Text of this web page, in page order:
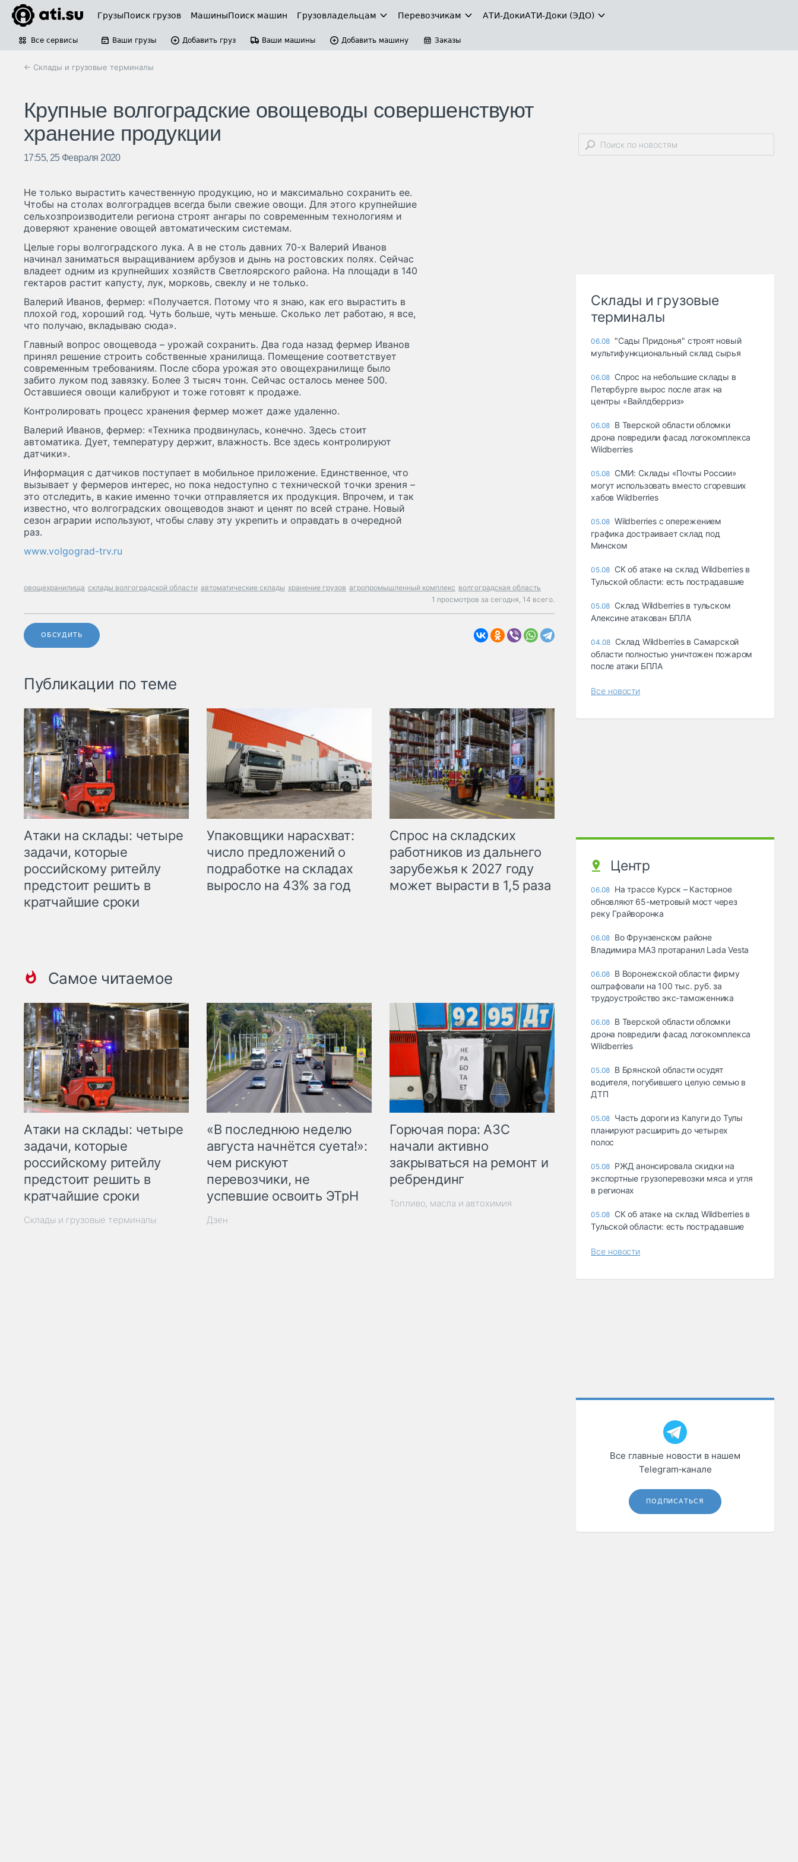
ГрузыПоиск грузов МашиныПоиск машин Грузовладельцам Перевозчикам АТИ-ДокиАТИ-Доки (ЭДО)
Все сервисы Ваши грузы Добавить груз Ваши машины Добавить машину Заказы
← Склады и грузовые терминалы
Крупные волгоградские овощеводы совершенствуют
хранение продукции
17:55, 25 Февраля 2020
Не только вырастить качественную продукцию, но и максимально сохранить ее.
Чтобы на столах волгоградцев всегда были свежие овощи. Для этого крупнейшие
сельхозпроизводители региона строят ангары по современным технологиям и
доверяют хранение овощей автоматическим системам.
Целые горы волгоградского лука. А в не столь давних 70-х Валерий Иванов
начинал заниматься выращиванием арбузов и дынь на ростовских полях. Сейчас
владеет одним из крупнейших хозяйств Светлоярского района. На площади в 140
гектаров растит капусту, лук, морковь, свеклу и не только.
Валерий Иванов, фермер: «Получается. Потому что я знаю, как его вырастить в
плохой год, хороший год. Чуть больше, чуть меньше. Сколько лет работаю, я все,
что получаю, вкладываю сюда».
Главный вопрос овощевода – урожай сохранить. Два года назад фермер Иванов
принял решение строить собственные хранилища. Помещение соответствует
современным требованиям. После сбора урожая это овощехранилище было
забито луком под завязку. Более 3 тысяч тонн. Сейчас осталось менее 500.
Оставшиеся овощи калибруют и тоже готовят к продаже.
Контролировать процесс хранения фермер может даже удаленно.
Валерий Иванов, фермер: «Техника продвинулась, конечно. Здесь стоит
автоматика. Дует, температуру держит, влажность. Все здесь контролируют
датчики».
Информация с датчиков поступает в мобильное приложение. Единственное, что
вызывает у фермеров интерес, но пока недоступно с технической точки зрения –
это отследить, в какие именно точки отправляется их продукция. Впрочем, и так
известно, что волгоградских овощеводов знают и ценят по всей стране. Новый
сезон аграрии используют, чтобы славу эту укрепить и оправдать в очередной
раз.
www.volgograd-trv.ru
овощехранилища склады волгоградской области автоматические склады хранение грузов агропромышленный комплекс волгоградская область
1 просмотров за сегодня, 14 всего.
ОБСУДИТЬ
Публикации по теме
Атаки на склады: четыре
задачи, которые
российскому ритейлу
предстоит решить в
кратчайшие сроки
Упаковщики нарасхват:
число предложений о
подработке на складах
выросло на 43% за год
Спрос на складских
работников из дальнего
зарубежья к 2027 году
может вырасти в 1,5 раза
Самое читаемое
Атаки на склады: четыре
задачи, которые
российскому ритейлу
предстоит решить в
кратчайшие сроки
Склады и грузовые терминалы
«В последнюю неделю
августа начнётся суета!»:
чем рискуют
перевозчики, не
успевшие освоить ЭТрН
Дзен
Горючая пора: АЗС
начали активно
закрываться на ремонт и
ребрендинг
Топливо, масла и автохимия
Склады и грузовые
терминалы
06.08 "Сады Придонья" строят новый
мультифункциональный склад сырья
06.08 Спрос на небольшие склады в
Петербурге вырос после атак на
центры «Вайлдберриз»
06.08 В Тверской области обломки
дрона повредили фасад логокомплекса
Wildberries
05.08 СМИ: Склады «Почты России»
могут использовать вместо сгоревших
хабов Wildberries
05.08 Wildberries с опережением
графика достраивает склад под
Минском
05.08 СК об атаке на склад Wildberries в
Тульской области: есть пострадавшие
05.08 Склад Wildberries в тульском
Алексине атакован БПЛА
04.08 Склад Wildberries в Самарской
области полностью уничтожен пожаром
после атаки БПЛА
Все новости
Центр
06.08 На трассе Курск – Касторное
обновляют 65-метровый мост через
реку Грайворонка
06.08 Во Фрунзенском районе
Владимира МАЗ протаранил Lada Vesta
06.08 В Воронежской области фирму
оштрафовали на 100 тыс. руб. за
трудоустройство экс-таможенника
06.08 В Тверской области обломки
дрона повредили фасад логокомплекса
Wildberries
05.08 В Брянской области осудят
водителя, погубившего целую семью в
ДТП
05.08 Часть дороги из Калуги до Тулы
планируют расширить до четырех
полос
05.08 РЖД анонсировала скидки на
экспортные грузоперевозки мяса и угля
в регионах
05.08 СК об атаке на склад Wildberries в
Тульской области: есть пострадавшие
Все новости
Все главные новости в нашем
Telegram‑канале
ПОДПИСАТЬСЯ